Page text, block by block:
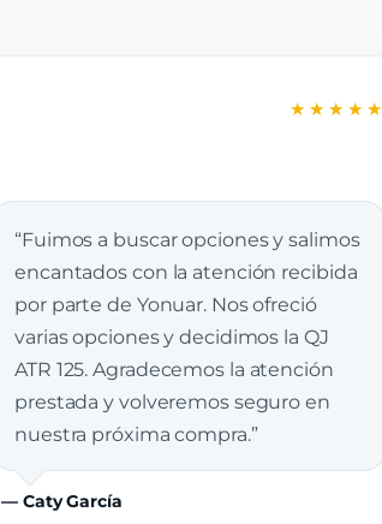
★★★★★
“Fuimos a buscar opciones y salimos
encantados con la atención recibida
por parte de Yonuar. Nos ofreció
varias opciones y decidimos la QJ
ATR 125. Agradecemos la atención
prestada y volveremos seguro en
nuestra próxima compra.”
— Caty García